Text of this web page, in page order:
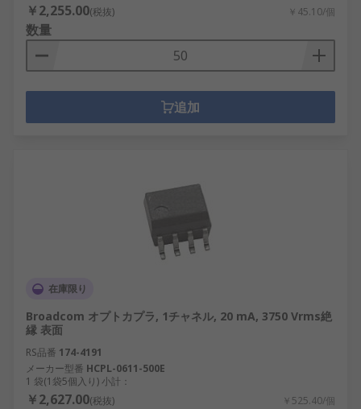
￥2,255.00(税抜) ￥45.10/個
数量
追加
在庫限り
Broadcom オプトカプラ, 1チャネル, 20 mA, 3750 Vrms絶
縁 表面
RS品番 174-4191
メーカー型番 HCPL-0611-500E
1 袋(1袋5個入り) 小計：
￥2,627.00(税抜) ￥525.40/個